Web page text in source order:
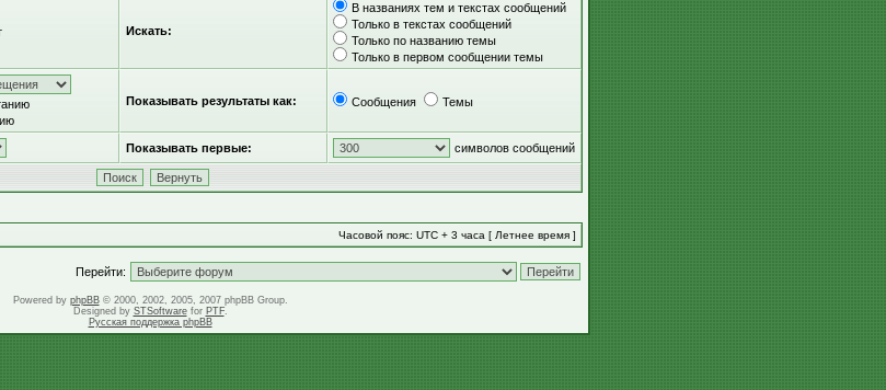
Искать:
В названиях тем и текстах сообщений
Только в текстах сообщений
Только по названию темы
Только в первом сообщении темы
Показывать результаты как: Сообщения Темы
Показывать первые: символов сообщений
Часовой пояс: UTC + 3 часа [ Летнее время ]
Перейти:
Powered by phpBB© 2000, 2002, 2005, 2007 phpBB Group.
Designed by STSoftwarefor PTF.
Русская поддержка phpBB